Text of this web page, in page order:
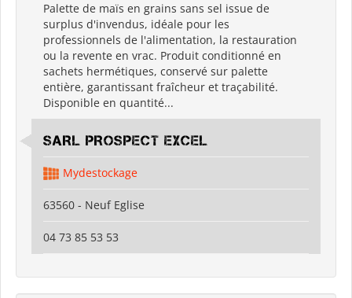
Palette de maïs en grains sans sel issue de
surplus d'invendus, idéale pour les
professionnels de l'alimentation, la restauration
ou la revente en vrac. Produit conditionné en
sachets hermétiques, conservé sur palette
entière, garantissant fraîcheur et traçabilité.
Disponible en quantité...
SARL PROSPECT EXCEL
Mydestockage
63560 - Neuf Eglise
04 73 85 53 53